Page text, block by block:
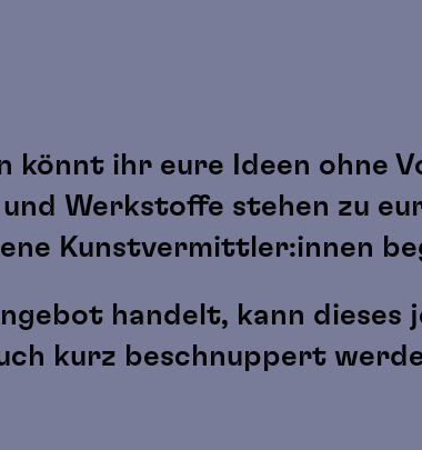
könnt ihr eure Ideen ohne
Werkstoffe stehen zu
Kunstvermittler:innen
handelt, kann dieses
kurz beschnuppert